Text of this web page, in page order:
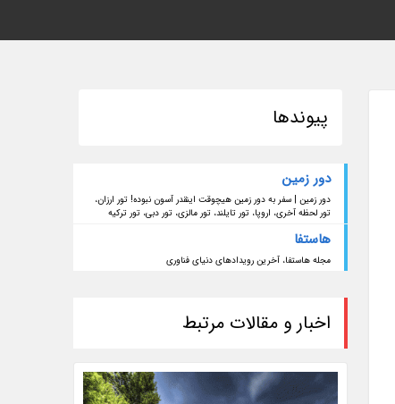
پیوندها
دور زمین
دور زمین | سفر به دور زمین هیچوقت اینقدر آسون نبوده! تور ارزان،
تور لحظه آخری، اروپا، تور تایلند، تور مالزی، تور دبی، تور ترکیه
هاستفا
مجله هاستفا، آخرین رویدادهای دنیای فناوری
اخبار و مقالات مرتبط